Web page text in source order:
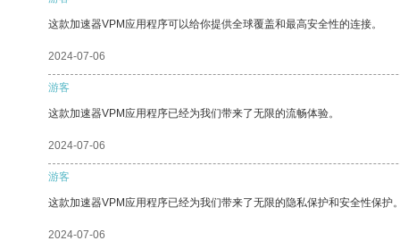
这款加速器VPM应用程序可以给你提供全球覆盖和最高安全性的连接。
2024-07-06
游客
这款加速器VPM应用程序已经为我们带来了无限的流畅体验。
2024-07-06
游客
这款加速器VPM应用程序已经为我们带来了无限的隐私保护和安全性保护。
2024-07-06